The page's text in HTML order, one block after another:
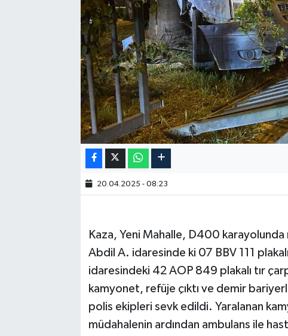
20.04.2025 - 08:23
Kaza, Yeni Mahalle, D400
Abdil A. idaresinde ki 07 BBV 111
idaresindeki 42 AOP 849 plakalı tır
kamyonet, refüje çıktı ve demir
polis ekipleri sevk edildi. Yaralanan
müdahalenin ardından ambulans ile